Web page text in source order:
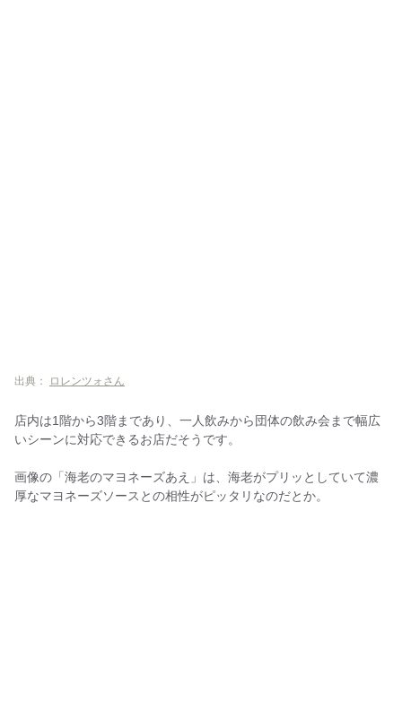
出典： ロレンツォさん
店内は1階から3階まであり、一人飲みから団体の飲み会まで幅広
いシーンに対応できるお店だそうです。
画像の「海老のマヨネーズあえ」は、海老がプリッとしていて濃
厚なマヨネーズソースとの相性がピッタリなのだとか。